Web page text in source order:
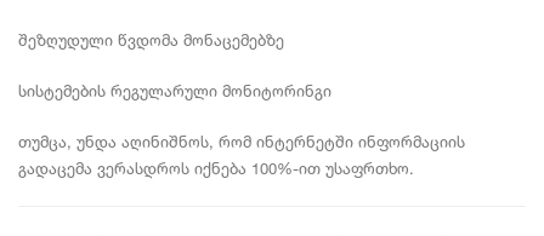
შეზღუდული წვდომა მონაცემებზე
სისტემების რეგულარული მონიტორინგი
თუმცა, უნდა აღინიშნოს, რომ ინტერნეტში ინფორმაციის
გადაცემა ვერასდროს იქნება 100%-ით უსაფრთხო.